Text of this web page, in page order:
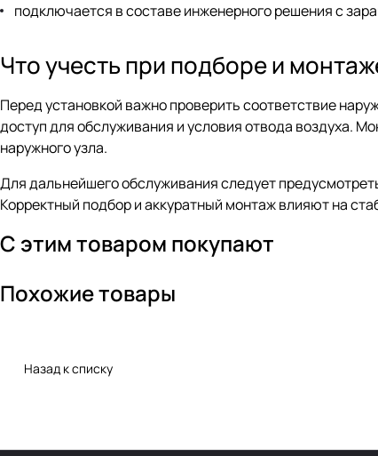
подключается в составе инженерного решения с
Что учесть при подборе и
Перед установкой важно проверить соответствие
доступ для обслуживания и условия отвода воздуха.
наружного узла.
Для дальнейшего обслуживания следует
Корректный подбор и аккуратный монтаж влияют на
С этим товаром покупают
Похожие товары
Назад к списку